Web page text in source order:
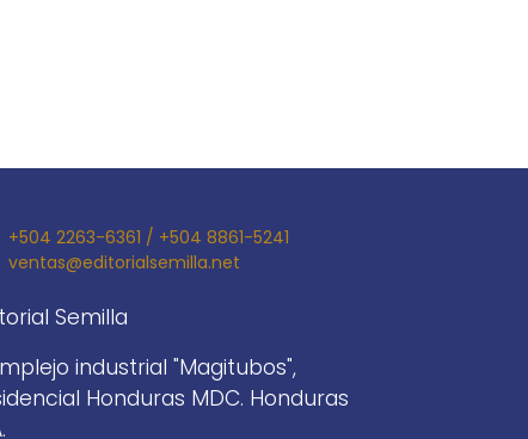
+504 2263-6361 / +504 8861-5241
ventas@editorialsemilla.net
Semilla
industrial "Magitubos",
Honduras MDC. Honduras